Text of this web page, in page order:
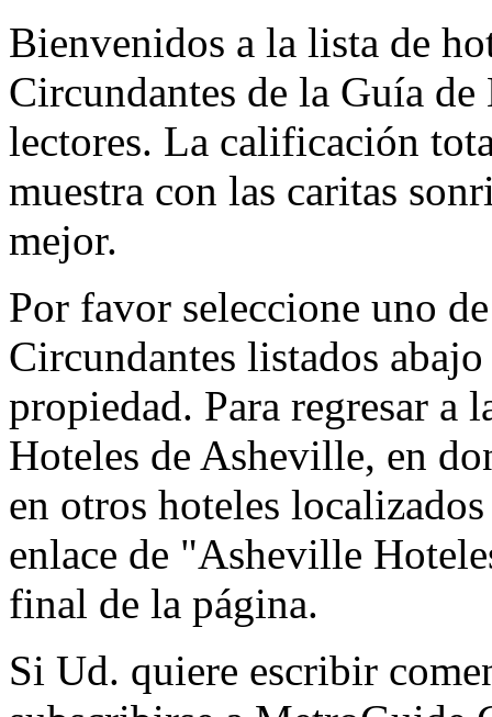
Bienvenidos a la lista de
Circundantes de la Guía
lectores. La calificación
muestra con las caritas
mejor.
Por favor seleccione uno
Circundantes listados
propiedad. Para regresar a
Hoteles de Asheville, en
en otros hoteles
enlace de "Asheville
final de la página.
Si Ud. quiere escribir